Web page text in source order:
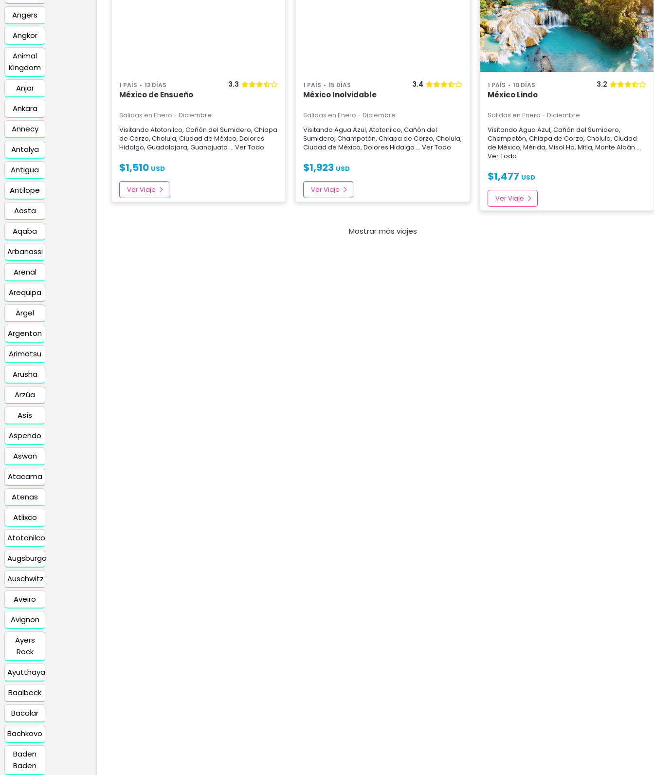
Angers
Angkor
Animal
Kingdom
Anjar
Ankara
Annecy
Antalya
Antigua
Antilope
Aosta
Aqaba
Arbanassi
Arenal
Arequipa
Argel
Argenton
Arimatsu
Arusha
Arzúa
Asís
Aspendo
Aswan
Atacama
Atenas
Atlixco
Atotonilco
Augsburgo
Auschwitz
Aveiro
Avignon
Ayers
Rock
Ayutthaya
Baalbeck
Bacalar
Bachkovo
Baden
Baden
1 PAÍS 12 DÍAS 3.3
México de Ensueño
Salidas en Enero - Diciembre
Visitando Atotonilco, Cañón del Sumidero, Chiapa
de Corzo, Cholula, Ciudad de México, Dolores
Hidalgo, Guadalajara, Guanajuato ... Ver Todo
$1,510 USD
Ver Viaje
1 PAÍS 15 DÍAS 3.4
México Inolvidable
Salidas en Enero - Diciembre
VisitandoAgua Azul,Atotonilco,Cañón del
Sumidero,Champotón,Chiapa de Corzo,Cholula,
Ciudad de México,Dolores Hidalgo ... Ver Todo
$1,923 USD
Ver Viaje
1 PAÍS 10 DÍAS 3.2
México Lindo
Salidas en Enero - Diciembre
Visitando Agua Azul, Cañón del Sumidero,
Champotón, Chiapa de Corzo, Cholula, Ciudad
de México, Mérida, Misol Ha, Mitla, Monte Albán ...
Ver Todo
$1,477 USD
Ver Viaje
Mostrar más viajes